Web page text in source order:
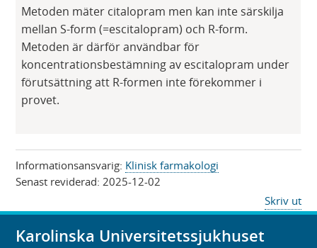
Metoden mäter citalopram men kan inte särskilja
mellan S-form (=escitalopram) och R-form.
Metoden är därför användbar för
koncentrationsbestämning av escitalopram under
förutsättning att R-formen inte förekommer i
provet.
Informationsansvarig: Klinisk farmakologi
Senast reviderad:2025-12-02
Skriv ut
Karolinska Universitetssjukhuset